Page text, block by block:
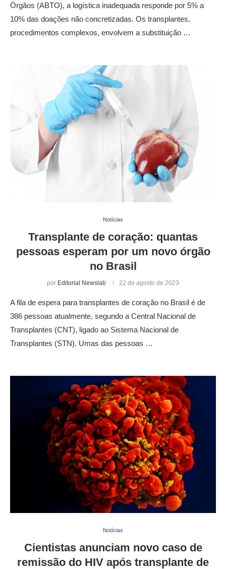
Órgãos (ABTO), a logística inadequada responde por 5% a
10% das doações não concretizadas. Os transplantes,
procedimentos complexos, envolvem a substituição …
Notícias
Transplante de coração: quantas
pessoas esperam por um novo órgão
no Brasil
por Editorial Newslab 22 de agosto de 2023
A fila de espera para transplantes de coração no Brasil é de
386 pessoas atualmente, segundo a Central Nacional de
Transplantes (CNT), ligado ao Sistema Nacional de
Transplantes (STN). Umas das pessoas …
Notícias
Cientistas anunciam novo caso de
remissão do HIV após transplante de